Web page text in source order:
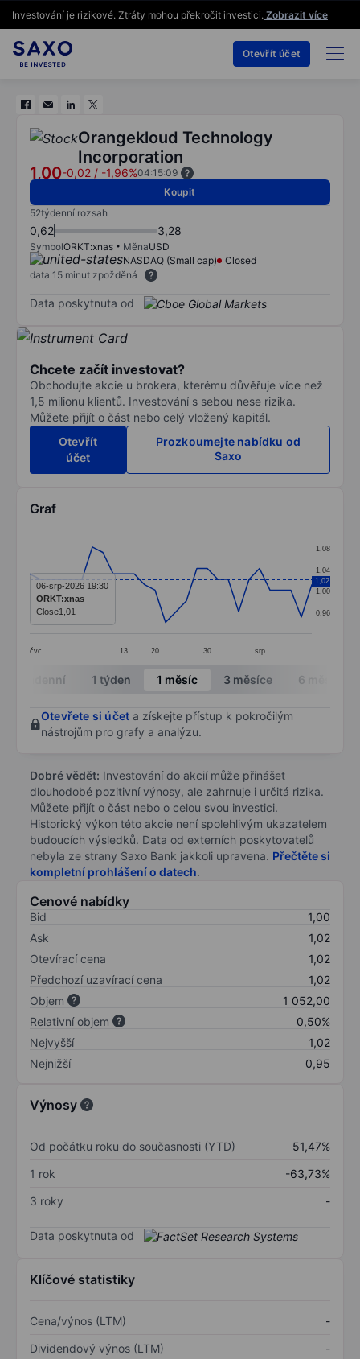
Investování je rizikové. Ztráty mohou překročit investici. Zobrazit více
Otevřít účet
Orangekloud Technology
Incorporation
1,00-0,02 / -1,96%04:15:09
Koupit
52týdenní rozsah
0,62 3,28
SymbolORKT:xnas MěnaUSD
NASDAQ (Small cap)
Closed
data 15 minut zpožděná
Data poskytnuta od
Chcete začít investovat?
Obchodujte akcie u brokera, kterému důvěřuje více než
1,5 milionu klientů. Investování s sebou nese rizika.
Můžete přijít o část nebo celý vložený kapitál.
Otevřít
účet
Prozkoumejte nabídku od
Saxo
Graf
Line chart with 28 data points.
The chart has 1 X axis displaying categories.
The chart has 1 Y axis displaying values. Data
čvc 13 20 30 srp
0,96
1,00
1,04
1,08
1,02
06-srp-2026 19:30
ORKT:xnas
Close1,01
End of interactive chart.
Intradenní 1 týden 1 měsíc 3 měsíce 6 měsíců
Otevřete si účet a získejte přístup k pokročilým
nástrojům pro grafy a analýzu.
Dobré vědět: Investování do akcií může přinášet
dlouhodobé pozitivní výnosy, ale zahrnuje i určitá rizika.
Můžete přijít o část nebo o celou svou investici.
Historický výkon této akcie není spolehlivým ukazatelem
budoucích výsledků. Data od externích poskytovatelů
nebyla ze strany Saxo Bank jakkoli upravena. Přečtěte si
kompletní prohlášení o datech.
Cenové nabídky
Bid
1,00
Ask
1,02
Otevírací cena
1,02
Předchozí uzavírací cena
1,02
Objem
1 052,00
Relativní objem
0,50%
Nejvyšší
1,02
Nejnižší
0,95
Výnosy
Od počátku roku do současnosti (YTD)
51,47%
1 rok
-63,73%
3 roky
-
Data poskytnuta od
Klíčové statistiky
Cena/výnos (LTM)
-
Dividendový výnos (LTM)
-